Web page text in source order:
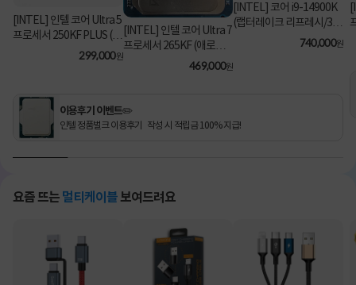
[INTEL] 인텔 코어 Ultra 5
프로세서 250KF PLUS (애
로우 레이크/5.3GHz/30M
299,000원
[INTEL] 인텔 코어 Ultra 7
프로세서 265KF (애로우
레이크/3.9GHz/30MB/쿨
469,000원
[INTEL] 코어 i9-14900K
(랩터레이크 리프레시/3.2
GHz/36MB/쿨러 미포함)
740,000원
이용후기 이벤트✏️
인텔 정품벌크 이용후기 작성 시 적립금 100% 지급!
요즘 뜨는 멀티케이블 보여드려요